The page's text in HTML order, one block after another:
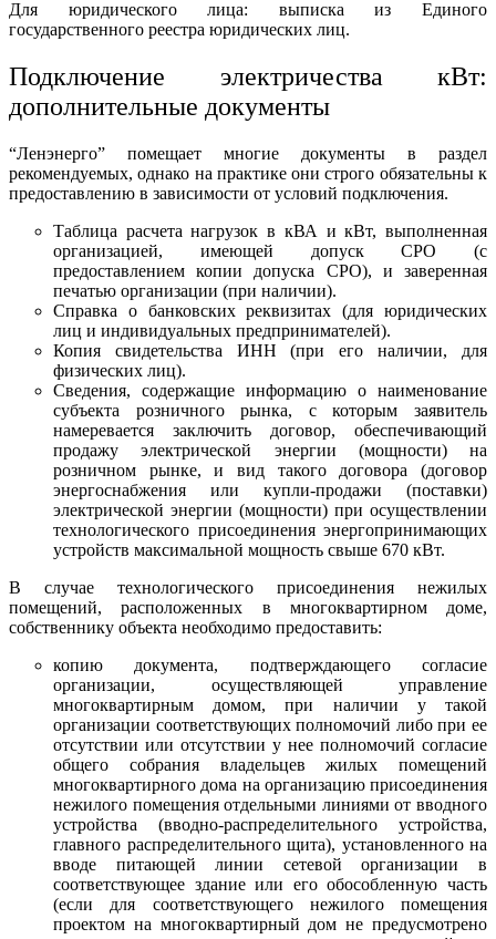
Для юридического лица: выписка из Единого
государственного реестра юридических лиц.
Подключение электричества кВт:
дополнительные документы
“Ленэнерго” помещает многие документы в раздел
рекомендуемых, однако на практике они строго обязательны к
предоставлению в зависимости от условий подключения.
Таблица расчета нагрузок в кВА и кВт, выполненная
организацией, имеющей допуск СРО (с
предоставлением копии допуска СРО), и заверенная
печатью организации (при наличии).
Справка о банковских реквизитах (для юридических
лиц и индивидуальных предпринимателей).
Копия свидетельства ИНН (при его наличии, для
физических лиц).
Сведения, содержащие информацию о наименование
субъекта розничного рынка, с которым заявитель
намеревается заключить договор, обеспечивающий
продажу электрической энергии (мощности) на
розничном рынке, и вид такого договора (договор
энергоснабжения или купли-продажи (поставки)
электрической энергии (мощности) при осуществлении
технологического присоединения энергопринимающих
устройств максимальной мощность свыше 670 кВт.
В случае технологического присоединения нежилых
помещений, расположенных в многоквартирном доме,
собственнику объекта необходимо предоставить:
копию документа, подтверждающего согласие
организации, осуществляющей управление
многоквартирным домом, при наличии у такой
организации соответствующих полномочий либо при ее
отсутствии или отсутствии у нее полномочий согласие
общего собрания владельцев жилых помещений
многоквартирного дома на организацию присоединения
нежилого помещения отдельными линиями от вводного
устройства (вводно-распределительного устройства,
главного распределительного щита), установленного на
вводе питающей линии сетевой организации в
соответствующее здание или его обособленную часть
(если для соответствующего нежилого помещения
проектом на многоквартирный дом не предусмотрено